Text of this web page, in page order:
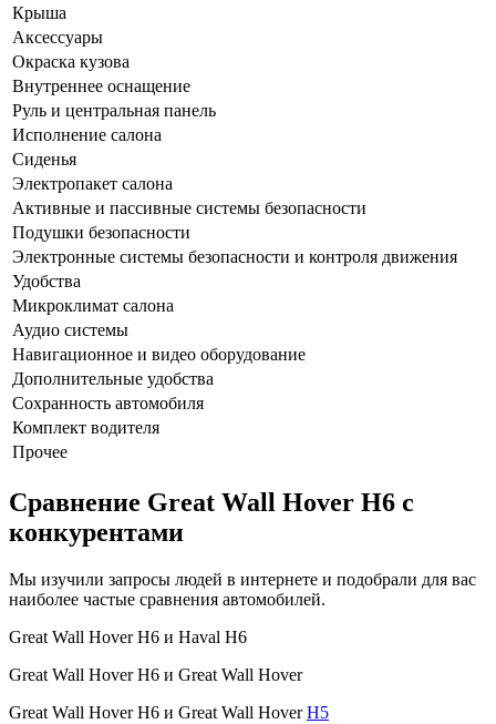
Крыша
Аксессуары
Окраска кузова
Внутреннее оснащение
Руль и центральная панель
Исполнение салона
Сиденья
Электропакет салона
Активные и пассивные системы безопасности
Подушки безопасности
Электронные системы безопасности и контроля движения
Удобства
Микроклимат салона
Аудио системы
Навигационное и видео оборудование
Дополнительные удобства
Сохранность автомобиля
Комплект водителя
Прочее
Сравнение Great Wall Hover H6 с
конкурентами
Мы изучили запросы людей в интернете и подобрали для вас
наиболее частые сравнения автомобилей.
Great Wall Hover H6 и Haval H6
Great Wall Hover H6 и Great Wall Hover
Great Wall Hover H6 и Great Wall HoverH5